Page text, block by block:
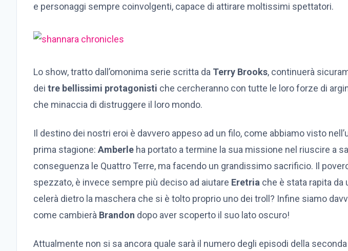
e personaggi sempre coinvolgenti, capace di attirare moltissimi spettatori.
Lo show, tratto dall’omonima serie scritta da Terry Brooks, continuerà
dei tre bellissimi protagonisti che cercheranno con tutte le loro forze di
che minaccia di distruggere il loro mondo.
Il destino dei nostri eroi è davvero appeso ad un filo, come abbiamo visto
prima stagione: Amberle ha portato a termine la sua missione nel riuscire a
conseguenza le Quattro Terre, ma facendo un grandissimo sacrificio. Il
spezzato, è invece sempre più deciso ad aiutare Eretria che è stata rapita da
celerà dietro la maschera che si è tolto proprio uno dei troll? Infine siamo
come cambierà Brandon dopo aver scoperto il suo lato oscuro!
Attualmente non si sa ancora quale sarà il numero degli episodi della